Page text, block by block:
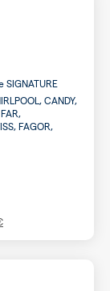
CANDY,
FAGOR,